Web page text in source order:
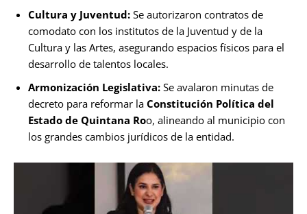
Cultura y Juventud: Se autorizaron contratos de
comodato con los institutos de la Juventud y de la
Cultura y las Artes, asegurando espacios físicos para el
desarrollo de talentos locales.
Armonización Legislativa: Se avalaron minutas de
decreto para reformar la Constitución Política del
Estado de Quintana Roo, alineando al municipio con
los grandes cambios jurídicos de la entidad.